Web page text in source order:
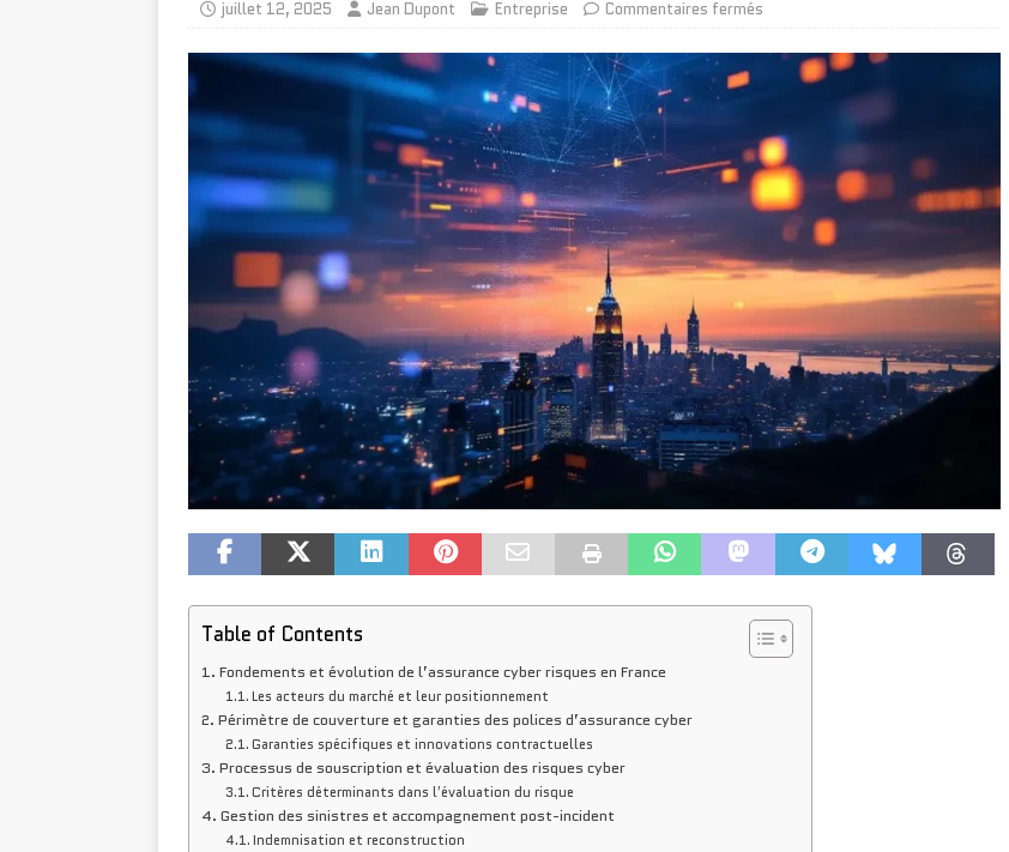
juillet 12, 2025 Jean Dupont Entreprise Commentaires fermés
Table of Contents
Fondements et évolution de l’assurance cyber risques en France
Les acteurs du marché et leur positionnement
Périmètre de couverture et garanties des polices d’assurance cyber
Garanties spécifiques et innovations contractuelles
Processus de souscription et évaluation des risques cyber
Critères déterminants dans l’évaluation du risque
Gestion des sinistres et accompagnement post-incident
Indemnisation et reconstruction